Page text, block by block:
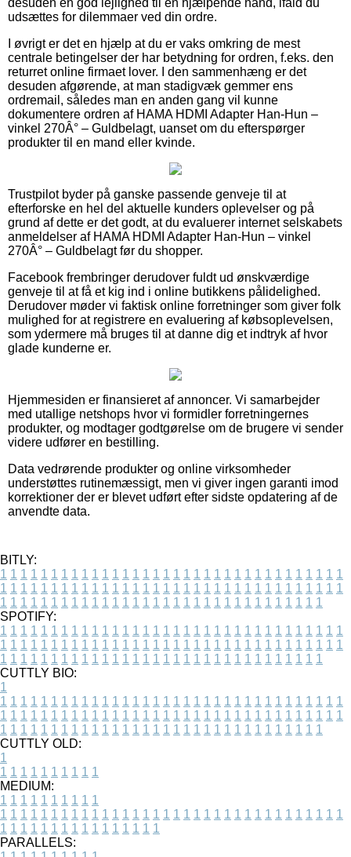
udsættes for dilemmaer ved din ordre.
I øvrigt er det en hjælp at du er vaks omkring de mest
centrale betingelser der har betydning for ordren, f.eks. den
returret online firmaet lover. I den sammenhæng er det
desuden afgørende, at man stadigvæk gemmer ens
ordremail, således man en anden gang vil kunne
dokumentere ordren af HAMA HDMI Adapter Han-Hun –
vinkel 270Â° – Guldbelagt, uanset om du efterspørger
produkter til en mand eller kvinde.
Trustpilot byder på ganske passende genveje til at
efterforske en hel del aktuelle kunders oplevelser og på
grund af dette er det godt, at du evaluerer internet selskabets
anmeldelser af HAMA HDMI Adapter Han-Hun – vinkel
270Â° – Guldbelagt før du shopper.
Facebook frembringer derudover fuldt ud ønskværdige
genveje til at få et kig ind i online butikkens pålidelighed.
Derudover møder vi faktisk online forretninger som giver folk
mulighed for at registrere en evaluering af købsoplevelsen,
som ydermere må bruges til at danne dig et indtryk af hvor
glade kunderne er.
Hjemmesiden er finansieret af annoncer. Vi samarbejder
med utallige netshops hvor vi formidler forretningernes
produkter, og modtager godtgørelse om de brugere vi sender
videre udfører en bestilling.
Data vedrørende produkter og online virksomheder
understøttes rutinemæssigt, men vi giver ingen garanti imod
korrektioner der er blevet udført efter sidste opdatering af de
anvendte data.
BITLY:
1 1 1 1 1 1 1 1 1 1 1 1 1 1 1 1 1 1 1 1 1 1 1 1 1 1 1 1 1 1 1 1 1 1
1 1 1 1 1 1 1 1 1 1 1 1 1 1 1 1 1 1 1 1 1 1 1 1 1 1 1 1 1 1 1 1 1 1
1 1 1 1 1 1 1 1 1 1 1 1 1 1 1 1 1 1 1 1 1 1 1 1 1 1 1 1 1 1 1 1
SPOTIFY:
1 1 1 1 1 1 1 1 1 1 1 1 1 1 1 1 1 1 1 1 1 1 1 1 1 1 1 1 1 1 1 1 1 1
1 1 1 1 1 1 1 1 1 1 1 1 1 1 1 1 1 1 1 1 1 1 1 1 1 1 1 1 1 1 1 1 1 1
1 1 1 1 1 1 1 1 1 1 1 1 1 1 1 1 1 1 1 1 1 1 1 1 1 1 1 1 1 1 1 1
CUTTLY BIO:
1
1 1 1 1 1 1 1 1 1 1 1 1 1 1 1 1 1 1 1 1 1 1 1 1 1 1 1 1 1 1 1 1 1 1
1 1 1 1 1 1 1 1 1 1 1 1 1 1 1 1 1 1 1 1 1 1 1 1 1 1 1 1 1 1 1 1 1 1
1 1 1 1 1 1 1 1 1 1 1 1 1 1 1 1 1 1 1 1 1 1 1 1 1 1 1 1 1 1 1 1
CUTTLY OLD:
1
1 1 1 1 1 1 1 1 1 1
MEDIUM:
1 1 1 1 1 1 1 1 1 1
1 1 1 1 1 1 1 1 1 1 1 1 1 1 1 1 1 1 1 1 1 1 1 1 1 1 1 1 1 1 1 1 1 1
1 1 1 1 1 1 1 1 1 1 1 1 1 1 1 1
PARALLELS: